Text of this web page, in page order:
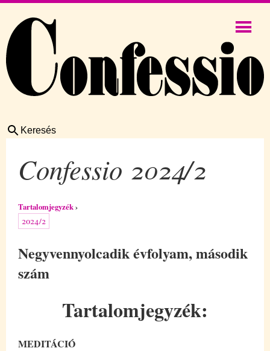
Keresés
Confessio 2024/2
Tartalomjegyzék
2024/2
Negyvennyolcadik évfolyam, második
szám
Tartalomjegyzék:
MEDITÁCIÓ